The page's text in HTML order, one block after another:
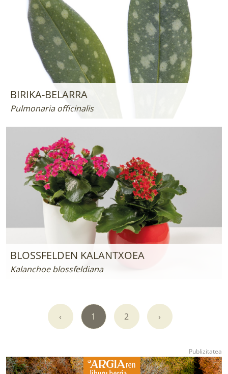
BIRIKA-BELARRA
Pulmonaria officinalis
BLOSSFELDEN KALANTXOEA
Kalanchoe blossfeldiana
‹ 1 2 ›